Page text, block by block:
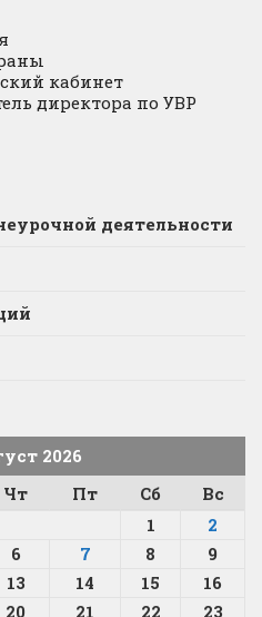
кабинет
директора по УВР
деятельности
2026
Чт Пт Сб
Вс
1
2
6 7 8
9
13 14 15
16
20 21 22
23